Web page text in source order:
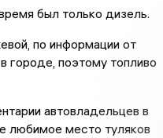
был только дизель.
по информации от
городе, поэтому топливо
автовладельцев в
любимое место туляков